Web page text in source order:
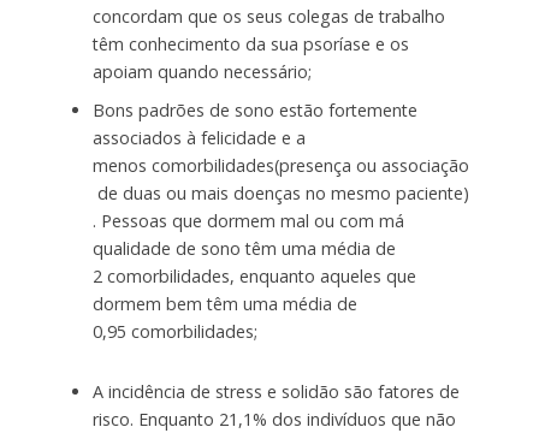
concordam que os seus colegas de trabalho
têm conhecimento da sua psoríase e os
apoiam quando necessário;
Bons padrões de sono estão fortemente
associados à felicidade e a
menos comorbilidades(presença ou associação
de duas ou mais doenças no mesmo paciente)
. Pessoas que dormem mal ou com má
qualidade de sono têm uma média de
2 comorbilidades, enquanto aqueles que
dormem bem têm uma média de
0,95 comorbilidades;
A incidência de stress e solidão são fatores de
risco. Enquanto 21,1% dos indivíduos que não